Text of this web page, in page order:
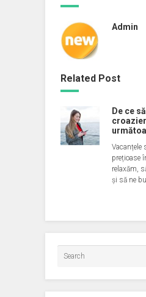
Admin
Related Post
De ce
Vacanțele
prețioase
relaxăm,
și să ne